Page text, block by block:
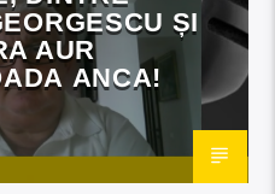
ȘI
AUR
ANCA!